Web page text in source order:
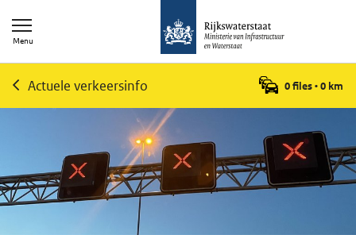
Menu
Actuele verkeersinfo 0 files•0 km